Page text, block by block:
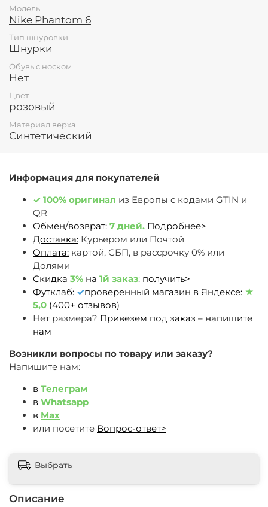
Информация для покупателей
✓ 100% оригинал из Европы c кодами GTIN и
QR
Обмен/возврат: 7 дней. Подробнее>
Доставка: Курьером или Почтой
Оплата: картой, СБП, в рассрочку 0% или
Долями
Скидка 3% на 1й заказ: получить>
Футклаб: ✓проверенный магазин в Яндексе: ★
5,0 (400+ отзывов)
Нет размера? Привезем под заказ – напишите
нам
Возникли вопросы по товару или заказу?
Напишите нам:
в Телеграм
в Whatsapp
в Max
или посетите Вопрос-ответ>
Описание
Модель
Nike Phantom 6
Тип шнуровки
Шнурки
Обувь с носком
Нет
Цвет
розовый
Материал верха
Синтетический
Выбрать